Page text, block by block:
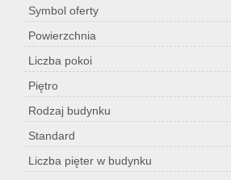
Symbol oferty
Powierzchnia
Liczba pokoi
Piętro
Rodzaj budynku
Standard
Liczba pięter w budynku